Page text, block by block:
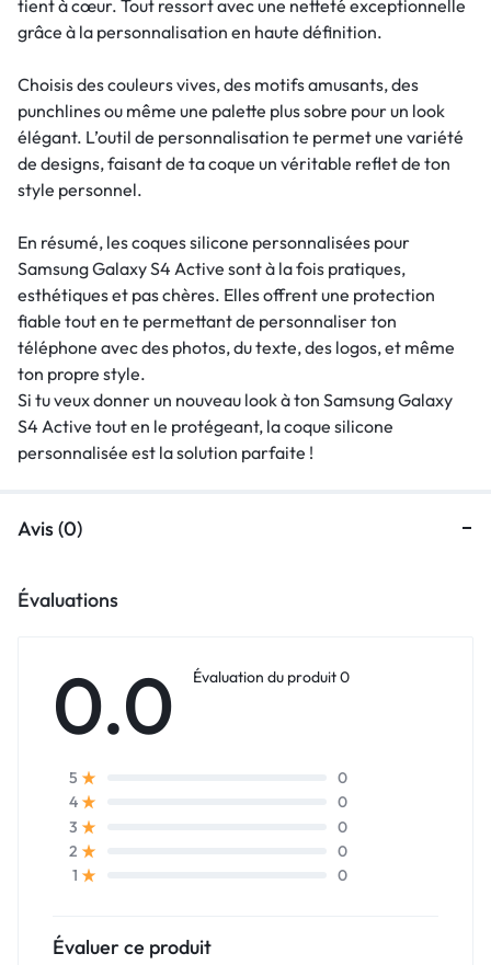
tient à cœur. Tout ressort avec une netteté exceptionnelle
grâce à la personnalisation en haute définition.
Choisis des couleurs vives, des motifs amusants, des
punchlines ou même une palette plus sobre pour un look
élégant. L’outil de personnalisation te permet une variété
de designs, faisant de ta coque un véritable reflet de ton
style personnel.
En résumé, les coques silicone personnalisées pour
Samsung Galaxy S4 Active sont à la fois pratiques,
esthétiques et pas chères. Elles offrent une protection
fiable tout en te permettant de personnaliser ton
téléphone avec des photos, du texte, des logos, et même
ton propre style.
Si tu veux donner un nouveau look à ton Samsung Galaxy
S4 Active tout en le protégeant, la coque silicone
personnalisée est la solution parfaite !
Avis (0)
Évaluations
0.0 Évaluation du produit 0
5
0
4
0
3
0
2
0
1
0
Évaluer ce produit